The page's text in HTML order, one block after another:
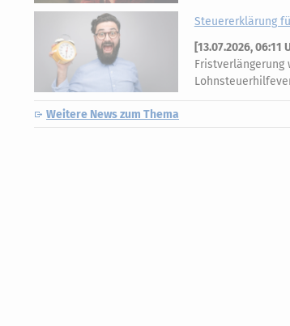
Steuererklärung
[13.07.2026, 06:11
Fristverlängerung
Weitere News zum Thema